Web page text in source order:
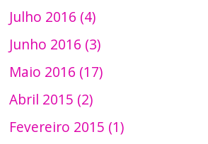
Julho 2016 (4)
Junho 2016 (3)
Maio 2016 (17)
Abril 2015 (2)
Fevereiro 2015 (1)